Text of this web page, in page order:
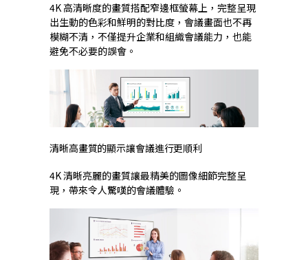
4K 高清晰度的畫質搭配窄邊框螢幕上，完整呈現
出生動的色彩和鮮明的對比度，會議畫面也不再
模糊不清，不僅提升企業和組織會議能力，也能
避免不必要的誤會。
清晰高畫質的顯示讓會議進行更順利
4K 清晰亮麗的畫質讓最精美的圖像細節完整呈
現，帶來令人驚嘆的會議體驗。